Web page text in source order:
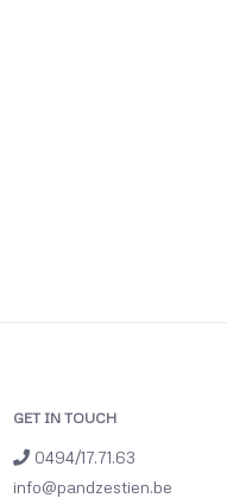
GET IN TOUCH
0494/17.71.63
info@pandzestien.be